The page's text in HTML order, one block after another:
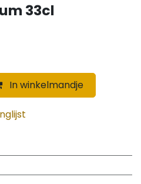
33cl
In winkelmandje